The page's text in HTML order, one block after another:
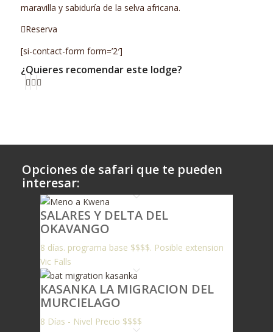
maravilla y sabiduría de la selva africana.
Reserva
[si-contact-form form=’2′]
¿Quieres recomendar este lodge?
Opciones de safari que te pueden
interesar:
SALARES Y DELTA DEL
OKAVANGO
8 días. programa base $$$$. Posible extension
Vic Falls
KASANKA LA MIGRACION DEL
MURCIELAGO
8 Días - Nivel Precio $$$$